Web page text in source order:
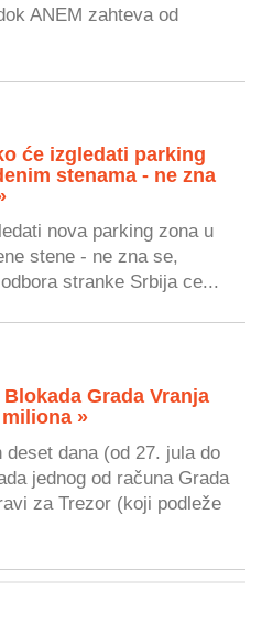
ANEM zahteva od
će izgledati parking
stenama - ne zna
nova parking zona u
stene - ne zna se,
stranke Srbija ce...
Grada Vranja
»
deset dana (od 27. jula do
jednog od računa Grada
za Trezor (koji podleže